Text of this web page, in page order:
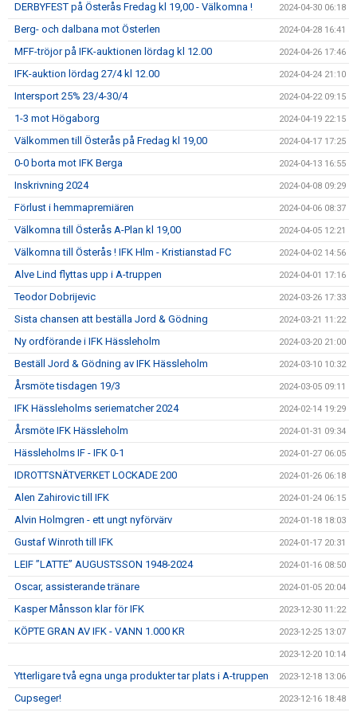
DERBYFEST på Österås Fredag kl 19,00 - Välkomna ! 2024-04-30 06:18
Berg- och dalbana mot Österlen 2024-04-28 16:41
MFF-tröjor på IFK-auktionen lördag kl 12.00 2024-04-26 17:46
IFK-auktion lördag 27/4 kl 12.00 2024-04-24 21:10
Intersport 25% 23/4-30/4 2024-04-22 09:15
1-3 mot Högaborg 2024-04-19 22:15
Välkommen till Österås på Fredag kl 19,00 2024-04-17 17:25
0-0 borta mot IFK Berga 2024-04-13 16:55
Inskrivning 2024 2024-04-08 09:29
Förlust i hemmapremiären 2024-04-06 08:37
Välkomna till Österås A-Plan kl 19,00 2024-04-05 12:21
Välkomna till Österås ! IFK Hlm - Kristianstad FC 2024-04-02 14:56
Alve Lind flyttas upp i A-truppen 2024-04-01 17:16
Teodor Dobrijevic 2024-03-26 17:33
Sista chansen att beställa Jord & Gödning 2024-03-21 11:22
Ny ordförande i IFK Hässleholm 2024-03-20 21:00
Beställ Jord & Gödning av IFK Hässleholm 2024-03-10 10:32
Årsmöte tisdagen 19/3 2024-03-05 09:11
IFK Hässleholms seriematcher 2024 2024-02-14 19:29
Årsmöte IFK Hässleholm 2024-01-31 09:34
Hässleholms IF - IFK 0-1 2024-01-27 06:05
IDROTTSNÄTVERKET LOCKADE 200 2024-01-26 06:18
Alen Zahirovic till IFK 2024-01-24 06:15
Alvin Holmgren - ett ungt nyförvärv 2024-01-18 18:03
Gustaf Winroth till IFK 2024-01-17 20:31
LEIF ”LATTE” AUGUSTSSON 1948-2024 2024-01-16 08:50
Oscar, assisterande tränare 2024-01-05 20:04
Kasper Månsson klar för IFK 2023-12-30 11:22
KÖPTE GRAN AV IFK - VANN 1.000 KR 2023-12-25 13:07
2023-12-20 10:14
Ytterligare två egna unga produkter tar plats i A-truppen 2023-12-18 13:06
Cupseger! 2023-12-16 18:48